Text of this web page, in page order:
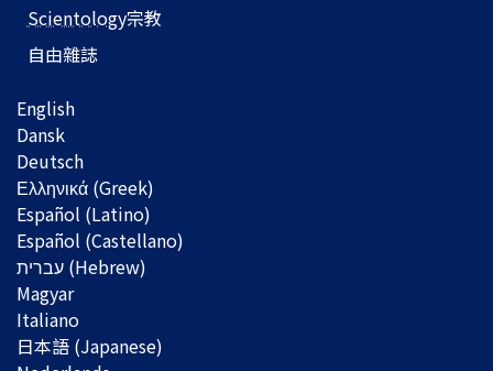
Scientology宗教
自由雜誌
English
Dansk
Deutsch
Ελληνικά (Greek)
Español (Latino)
Español (Castellano)
Magyar
Italiano
日本語 (Japanese)